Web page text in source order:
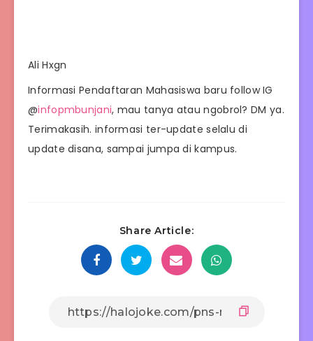
Ali Hxgn
Informasi Pendaftaran Mahasiswa baru follow IG
@infopmbunjani, mau tanya atau ngobrol? DM ya.
Terimakasih. informasi ter-update selalu di
update disana, sampai jumpa di kampus.
Share Article: